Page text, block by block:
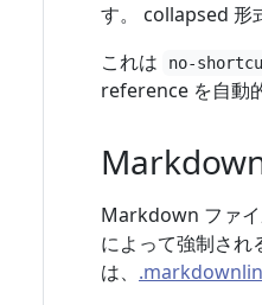
す。 collapsed 形
これは
no-
reference を自動
Markdown ファイ
によって強制され
は、